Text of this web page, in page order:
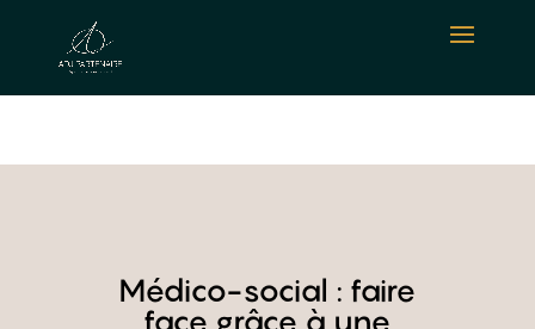
Médico-social : faire
face grâce à une